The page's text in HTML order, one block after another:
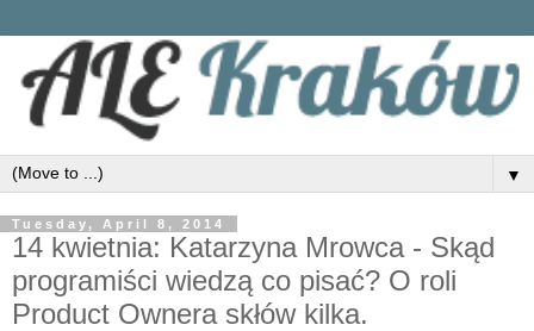
▼
Tuesday, April 8, 2014
14 kwietnia: Katarzyna Mrowca - Skąd
programiści wiedzą co pisać? O roli
Product Ownera skłów kilka.